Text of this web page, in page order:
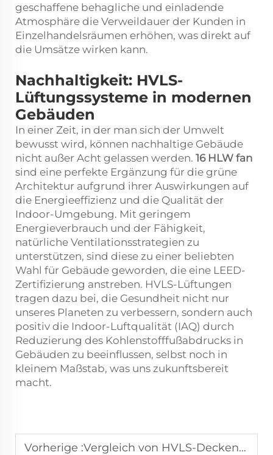
geschaffene behagliche und einladende
Atmosphäre die Verweildauer der Kunden in
Einzelhandelsräumen erhöhen, was direkt auf
die Umsätze wirken kann.
Nachhaltigkeit: HVLS-
Lüftungssysteme in modernen
Gebäuden
In einer Zeit, in der man sich der Umwelt
bewusst wird, können nachhaltige Gebäude
nicht außer Acht gelassen werden. 16 HLW fan
sind eine perfekte Ergänzung für die grüne
Architektur aufgrund ihrer Auswirkungen auf
die Energieeffizienz und die Qualität der
Indoor-Umgebung. Mit geringem
Energieverbrauch und der Fähigkeit,
natürliche Ventilationsstrategien zu
unterstützen, sind diese zu einer beliebten
Wahl für Gebäude geworden, die eine LEED-
Zertifizierung anstreben. HVLS-Lüftungen
tragen dazu bei, die Gesundheit nicht nur
unseres Planeten zu verbessern, sondern auch
positiv die Indoor-Luftqualität (IAQ) durch
Reduzierung des Kohlenstofffußabdrucks in
Gebäuden zu beeinflussen, selbst noch in
kleinem Maßstab, was uns zukunftsbereit
macht.
Vorherige :Vergleich von HVLS-Deckenventilatoren und Luftkühlern: Was ist das Richtige für Sie?